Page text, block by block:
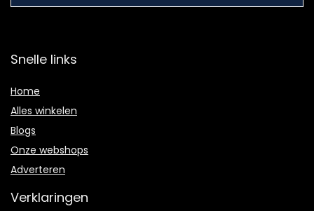
Snelle links
Home
Alles winkelen
Blogs
Onze webshops
Adverteren
Verklaringen